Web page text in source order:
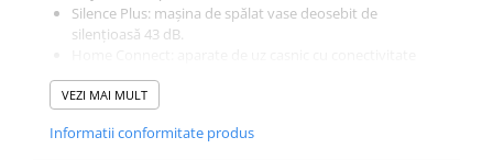
Silence Plus: mașina de spălat vase deosebit de
silențioasă 43 dB.
inteligentă pentru o viață mai ușoară zi de zi.
VEZI MAI MULT
Informatii conformitate produs